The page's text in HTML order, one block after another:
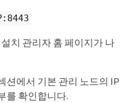
:8443
치 관리자 홈 페이지가 나
션에서 기본 관리 노드의 IP
를 확인합니다.